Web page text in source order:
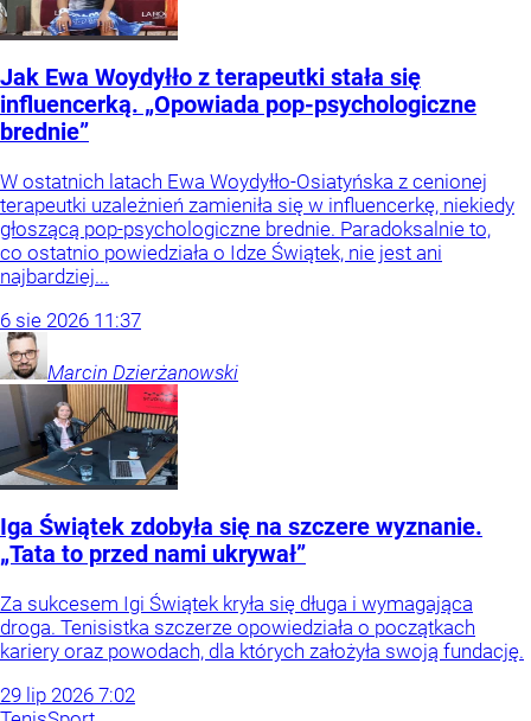
Jak Ewa Woydyłło z terapeutki stała się
influencerką. „Opowiada pop-psychologiczne
brednie”
W ostatnich latach Ewa Woydyłło-Osiatyńska z cenionej
terapeutki uzależnień zamieniła się w influencerkę, niekiedy
głoszącą pop-psychologiczne brednie. Paradoksalnie to,
co ostatnio powiedziała o Idze Świątek, nie jest ani
najbardziej...
6 sie 2026 11:37
Marcin Dzierżanowski
Iga Świątek zdobyła się na szczere wyznanie.
„Tata to przed nami ukrywał”
Za sukcesem Igi Świątek kryła się długa i wymagająca
droga. Tenisistka szczerze opowiedziała o początkach
kariery oraz powodach, dla których założyła swoją fundację.
29 lip 2026 7:02